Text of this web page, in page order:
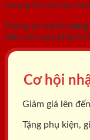
chúng tôi sở hữu
Mang sứ mệnh nâng
đến cho quý khách
Cơ hội
Giảm giá lên đến
Tặng phụ kiện,